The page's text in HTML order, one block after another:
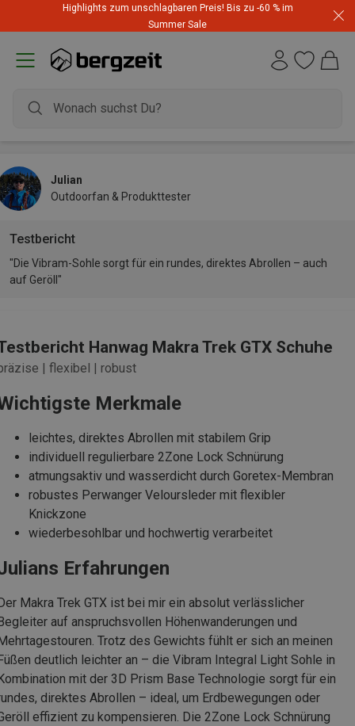
Highlights zum unschlagbaren Preis! Bis zu -60 % im
Summer Sale
Testbericht
Julian
Outdoorfan & Produkttester
"Die Vibram-Sohle sorgt für ein rundes, direktes Abrollen – auch
auf Geröll"
Hanwag Makra Trek GTX Schuhe
| flexibel | robust
Merkmale
leichtes, direktes Abrollen mit stabilem Grip
individuell regulierbare 2Zone Lock Schnürung
atmungsaktiv und wasserdicht durch Goretex-Membran
robustes Perwanger Veloursleder mit flexibler
Knickzone
wiederbesohlbar und hochwertig verarbeitet
Erfahrungen
Makra Trek GTX ist bei mir ein absolut verlässlicher
auf anspruchsvollen Höhenwanderungen und
Trotz des Gewichts fühlt er sich an meinen
deutlich leichter an – die Vibram Integral Light Sohle in
mit der 3D Prism Base Technologie sorgt für ein
direktes Abrollen – ideal, um Erdbewegungen oder
effizient zu kompensieren. Die 2Zone Lock Schnürung